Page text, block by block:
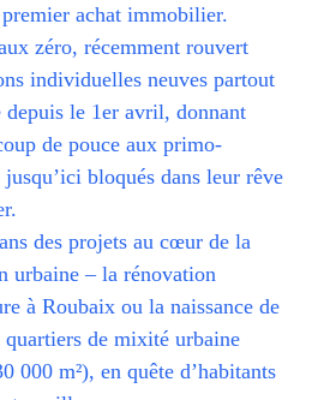
achat immobilier.
zéro, récemment rouvert
individuelles neuves partout
depuis le 1er avril, donnant
de pouce aux primo-
jusqu’ici bloqués dans leur rêve
des projets au cœur de la
urbaine – la rénovation
à Roubaix ou la naissance de
quartiers de mixité urbaine
000 m²), en quête d’habitants